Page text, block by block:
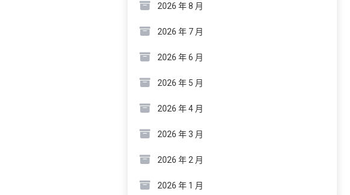
2026 年 8 月
2026 年 7 月
2026 年 6 月
2026 年 5 月
2026 年 4 月
2026 年 3 月
2026 年 2 月
2026 年 1 月